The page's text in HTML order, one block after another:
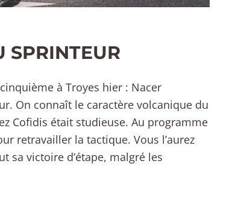
SPRINTEUR
à Troyes hier : Nacer
On connaît le caractère volcanique du
Cofidis était studieuse. Au programme
retravailler la tactique. Vous l’aurez
sa victoire d’étape, malgré les